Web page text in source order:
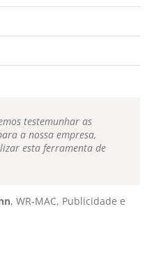
testemunhar as
a nossa empresa,
esta ferramenta de
, WR-MAC, Publicidade e